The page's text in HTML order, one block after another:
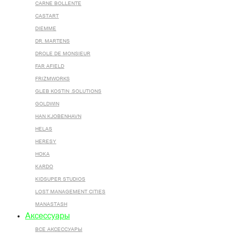
CARNE BOLLENTE
CASTART
DIEMME
DR. MARTENS
DROLE DE MONSIEUR
FAR AFIELD
FRIZMWORKS
GLEB KOSTIN .SOLUTIONS
GOLDWIN
HAN KJOBENHAVN
HELAS
HERESY
HOKA
KARDO
KIDSUPER STUDIOS
LOST MANAGEMENT CITIES
MANASTASH
Аксессуары
ВСЕ AКСЕССУАРЫ